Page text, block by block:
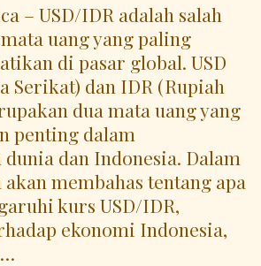
– USD/IDR adalah salah
uang yang paling
di pasar global. USD
Serikat) dan IDR (Rupiah
dua mata uang yang
penting dalam
dan Indonesia. Dalam
membahas tentang apa
kurs USD/IDR,
ekonomi Indonesia,